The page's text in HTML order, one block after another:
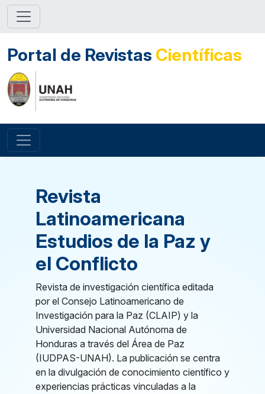
Portal de Revistas Científicas
Revista
Latinoamericana
Estudios de la Paz y
el Conflicto
Revista de investigación científica editada
por el Consejo Latinoamericano de
Investigación para la Paz (CLAIP) y la
Universidad Nacional Autónoma de
Honduras a través del Área de Paz
(IUDPAS-UNAH). La publicación se centra
en la divulgación de conocimiento científico y
experiencias prácticas vinculadas a la